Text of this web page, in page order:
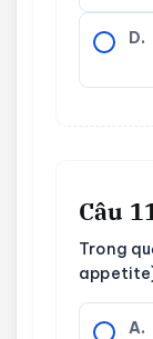
D.
Câu
Trong
A.